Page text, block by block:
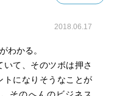
2018.06.17
わかる。
て、そのツボは押さ
トになりそうなことが